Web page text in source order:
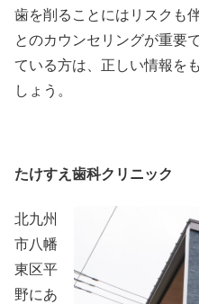
歯を削ることにはリスクも
とのカウンセリングが重要
ている方は、正しい情報を
しょう。
たけすえ歯科クリニック
北九州
市八幡
東区平
野にあ